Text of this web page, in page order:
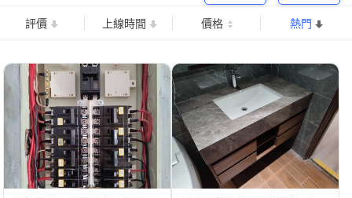
評價 上線時間 價格 熱門